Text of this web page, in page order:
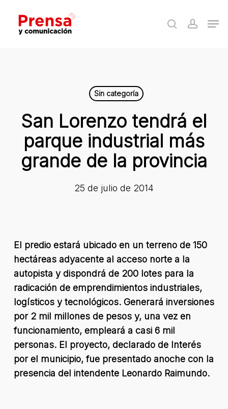
main
search
Sin categoría
San Lorenzo tendrá el
parque industrial más
grande de la provincia
25 de julio de 2014
El predio estará ubicado en un terreno de 150
hectáreas adyacente al acceso norte a la
autopista y dispondrá de 200 lotes para la
radicación de emprendimientos industriales,
logísticos y tecnológicos. Generará inversiones
por 2 mil millones de pesos y, una vez en
funcionamiento, empleará a casi 6 mil
personas. El proyecto, declarado de Interés
por el municipio, fue presentado anoche con la
presencia del intendente Leonardo Raimundo.